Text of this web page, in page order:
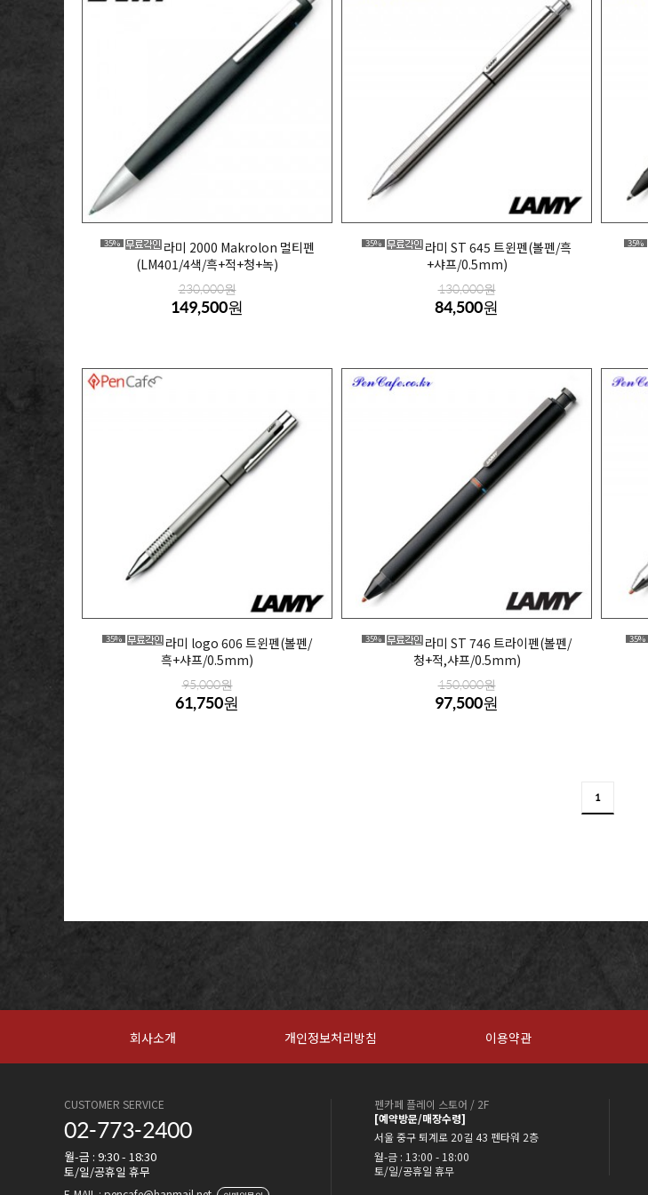
35%
라미 2000 Makrolon 멀티펜
(LM401/4색/흑+적+청+녹)
230,000원
149,500원
35%
라미 ST 645 트윈펜(볼펜/흑
+샤프/0.5mm)
130,000원
84,500원
35%
35%
라미 logo 606 트윈펜(볼펜/
흑+샤프/0.5mm)
95,000원
61,750원
35%
라미 ST 746 트라이펜(볼펜/
청+적,샤프/0.5mm)
150,000원
97,500원
35%
1
회사소개 개인정보처리방침 이용약관
CUSTOMER SERVICE
02-773-2400
월-금 : 9:30 - 18:30
토/일/공휴일 휴무
펜카페 플레이 스토어 / 2F
[예약방문/매장수령]
서울 중구 퇴계로 20길 43 펜타워 2층
월-금 : 13:00 - 18:00
토/일/공휴일 휴무